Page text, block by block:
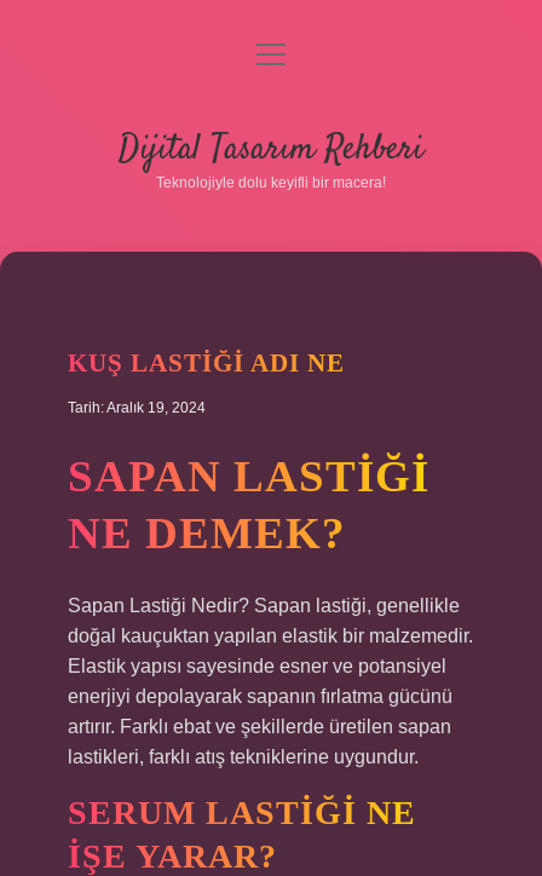
Gizlilik Politikası
Hakkımızda
menüyü
Dijital Tasarım Rehberi
Teknolojiyle dolu keyifli bir macera!
KUŞ LASTIĞI ADI NE
Tarih: Aralık 19, 2024
SAPAN LASTIĞI
NE DEMEK?
Sapan Lastiği Nedir? Sapan lastiği, genellikle
doğal kauçuktan yapılan elastik bir malzemedir.
Elastik yapısı sayesinde esner ve potansiyel
enerjiyi depolayarak sapanın fırlatma gücünü
artırır. Farklı ebat ve şekillerde üretilen sapan
lastikleri, farklı atış tekniklerine uygundur.
SERUM LASTIĞI NE
IŞE YARAR?